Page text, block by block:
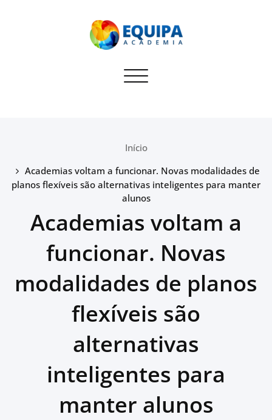
Equipa Academia
Blog sobre dicas para
Toggle navigation
Início
Academias voltam a funcionar. Novas modalidades de
planos flexíveis são alternativas inteligentes para manter
alunos
Academias voltam a
funcionar. Novas
modalidades de planos
flexíveis são
alternativas
inteligentes para
manter alunos